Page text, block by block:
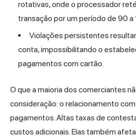
rotativas, onde o processador
transação por um período de 90 a
Violações persistentes
conta, impossibilitando o
pagamentos com cartão.
O que a maioria dos comerciantes
consideração: o relacionamento
pagamentos. Altas taxas de
custos adicionais. Elas também